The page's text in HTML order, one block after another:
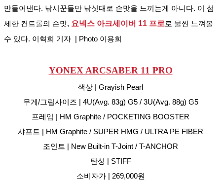
만들어낸다. 낚시꾼들만 낚싯대로 손맛을 느끼는게 아니다. 이 섬
세한 컨트롤의 손맛, 요넥스 아크세이버 11 프로로 물씬 느껴볼
수 있다. 이혁희 기자  | Photo 이용희
YONEX ARCSABER 11 PRO
색상 | Grayish Pearl
무게/그립사이즈 | 4U(Avg. 83g) G5 / 3U(Avg. 88g) G5
프레임 | HM Graphite / POCKETING BOOSTER
샤프트 | HM Graphite / SUPER HMG / ULTRA PE FIBER
조인트 | New Built-in T-Joint / T-ANCHOR
탄성 | STIFF
소비자가 | 269,000원